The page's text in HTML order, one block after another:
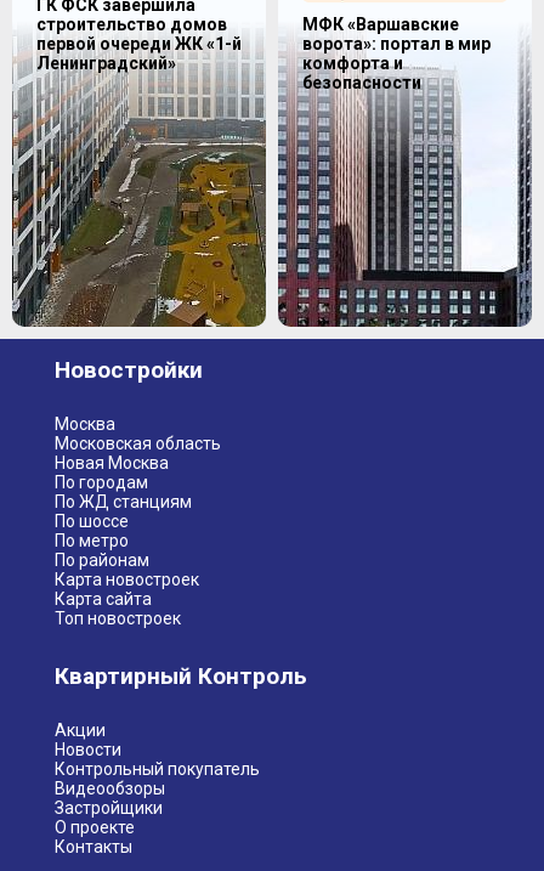
МФК «Варшавские
ворота»: портал в мир
комфорта и
безопасности
ГК ФСК завершила
строительство домов
первой очереди ЖК «1-й
Ленинградский»
Новостройки
Москва
Московская область
Новая Москва
По городам
По ЖД станциям
По шоссе
По метро
По районам
Карта новостроек
Карта сайта
Топ новостроек
Квартирный Контроль
Акции
Новости
Контрольный покупатель
Видеообзоры
Застройщики
О проекте
Контакты